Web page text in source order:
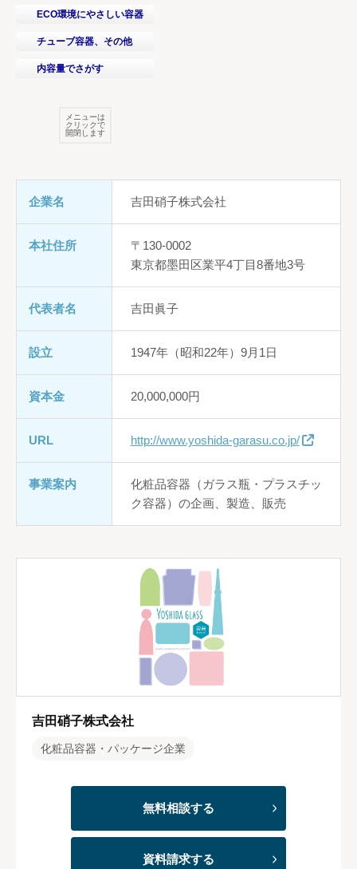
ECO環境にやさしい容器
チューブ容器、その他
内容量でさがす
メニューは
クリックで
開閉します
企業名 吉田硝子株式会社
本社住所
〒130-0002
東京都墨田区業平4丁目8番地3号
代表者名 吉田眞子
設立 1947年（昭和22年）9月1日
資本金 20,000,000円
URL http://www.yoshida-garasu.co.jp/
事業案内
化粧品容器（ガラス瓶・プラスチッ
ク容器）の企画、製造、販売
吉田硝子株式会社
化粧品容器・パッケージ企業
無料相談する
資料請求する